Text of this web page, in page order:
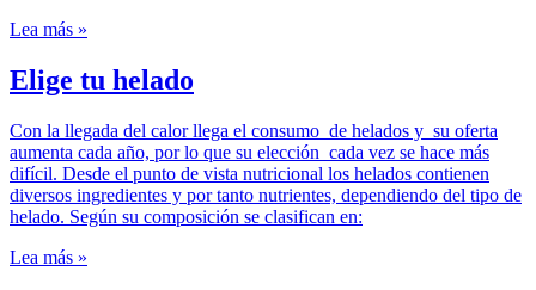
Lea más »
Elige tu helado
Con la llegada del calor llega el consumo de helados y su oferta
aumenta cada año, por lo que su elección cada vez se hace más
difícil. Desde el punto de vista nutricional los helados contienen
diversos ingredientes y por tanto nutrientes, dependiendo del tipo de
helado. Según su composición se clasifican en:
Lea más »